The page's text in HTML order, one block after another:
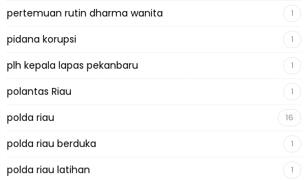
pertemuan rutin dharma wanita 1
pidana korupsi 1
plh kepala lapas pekanbaru 1
polantas Riau 1
polda riau 16
polda riau berduka 1
polda riau latihan 1